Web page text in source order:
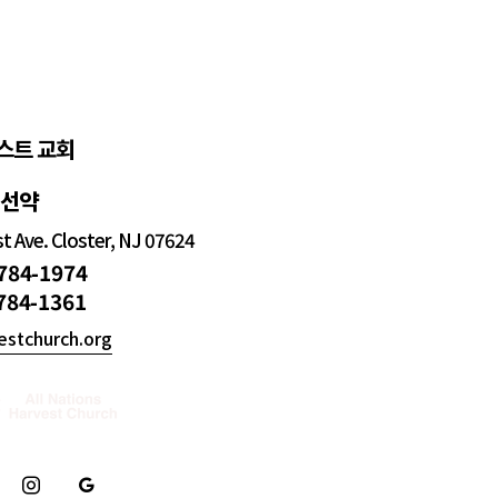
트 교회
약
Ave. Closter, NJ 07624
1974
1361